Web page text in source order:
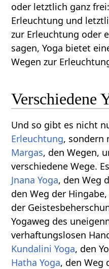
oder letztlich ganz
Erleuchtung und
zur Erleuchtung oder
sagen, Yoga bietet
Wegen zur
Verschiedene
Und so gibt es nicht
Erleuchtung, sondern
Margas, den Wegen,
verschiedene Wege.
Jnana Yoga, den Weg
den Weg der Hingabe,
der
Yogaweg des
verhaftungslosen
Kundalini Yoga, den
Hatha Yoga, den Weg